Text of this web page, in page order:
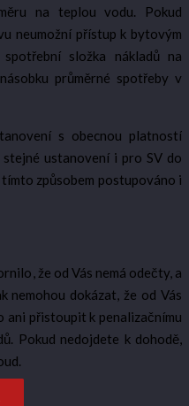
na teplou vodu. Pokud
neumožní přístup k bytovým
složka nákladů na
průměrné spotřeby v
s obecnou platností
ustanovení i pro SV do
způsobem postupováno i
že od Vás nemá odečty, a
nemohou dokázat, že od Vás
přistoupit k penalizačnímu
Pokud nedojdete k dohodě,